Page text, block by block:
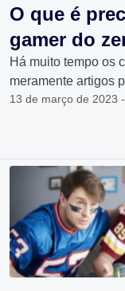
O que é
gamer do
Há muito tempo os
meramente artigos
13 de março de 2023